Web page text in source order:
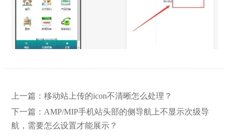
上一篇： 移动站上传的icon不清晰怎么处理？
下一篇： AMP/MIP手机站头部的侧导航上不显示次级导
航，需要怎么设置才能展示？
【网站建设】网站的留言板如何绑定
邮件推送和微信推送？